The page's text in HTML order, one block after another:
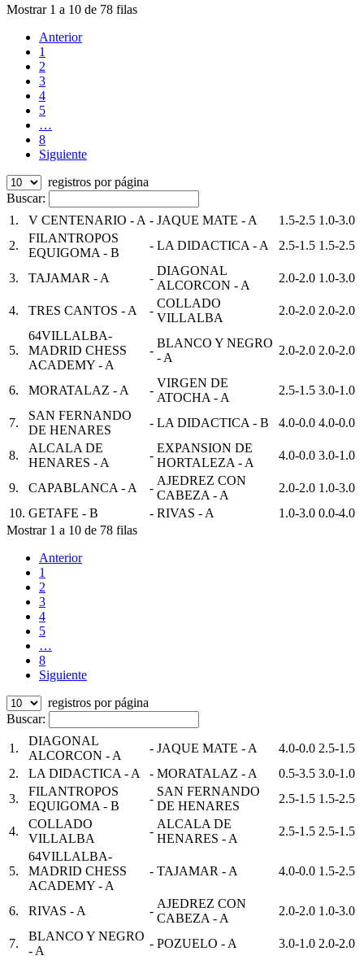
Mostrar 1 a 10 de 78 filas
Anterior
1
2
3
4
5
…
8
Siguiente
registros por página
Buscar:
1.
V CENTENARIO - A - JAQUE MATE - A 1.5-2.5 1.0-3.0
2.
FILANTROPOS
EQUIGOMA - B
- LA DIDACTICA - A 2.5-1.5 1.5-2.5
3. TAJAMAR - A -
DIAGONAL
ALCORCON - A
2.0-2.0 1.0-3.0
4. TRES CANTOS - A -
COLLADO
VILLALBA
2.0-2.0 2.0-2.0
5.
64VILLALBA-
MADRID CHESS
ACADEMY - A
-
BLANCO Y NEGRO
- A
2.0-2.0 2.0-2.0
6. MORATALAZ - A -
VIRGEN DE
ATOCHA - A
2.5-1.5 3.0-1.0
7.
SAN FERNANDO
DE HENARES
- LA DIDACTICA - B 4.0-0.0 4.0-0.0
8.
ALCALA DE
HENARES - A
-
EXPANSION DE
HORTALEZA - A
4.0-0.0 3.0-1.0
9. CAPABLANCA - A -
AJEDREZ CON
CABEZA - A
2.0-2.0 1.0-3.0
10. GETAFE - B - RIVAS - A 1.0-3.0 0.0-4.0
Mostrar 1 a 10 de 78 filas
Anterior
1
2
3
4
5
…
8
Siguiente
registros por página
Buscar:
1.
DIAGONAL
ALCORCON - A
- JAQUE MATE - A 4.0-0.0 2.5-1.5
2.
LA DIDACTICA - A - MORATALAZ - A 0.5-3.5 3.0-1.0
3.
FILANTROPOS
EQUIGOMA - B
-
SAN FERNANDO
DE HENARES
2.5-1.5 1.5-2.5
4.
COLLADO
VILLALBA
-
ALCALA DE
HENARES - A
2.5-1.5 2.5-1.5
5.
64VILLALBA-
MADRID CHESS
ACADEMY - A
- TAJAMAR - A 4.0-0.0 1.5-2.5
6. RIVAS - A -
AJEDREZ CON
CABEZA - A
2.0-2.0 1.0-3.0
7.
BLANCO Y NEGRO
- A
- POZUELO - A 3.0-1.0 2.0-2.0